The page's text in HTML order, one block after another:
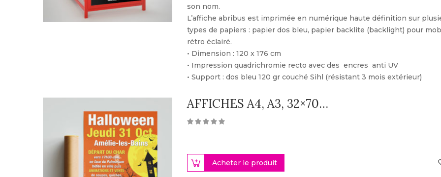
son nom.
L’affiche abribus est imprimée en numérique haute définition sur
types de papiers : papier dos bleu, papier backlite (backlight) pour
rétro éclairé.
• Dimension : 120 x 176 cm
• Impression quadrichromie recto avec des encres anti UV
• Support : dos bleu 120 gr couché Sihl (résistant 3 mois extérieur)
AFFICHES A4, A3, 32×70…
Acheter le produit